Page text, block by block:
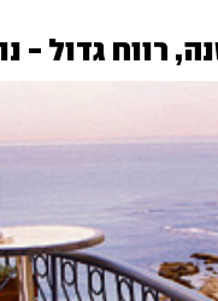
רווח גדול - נוף